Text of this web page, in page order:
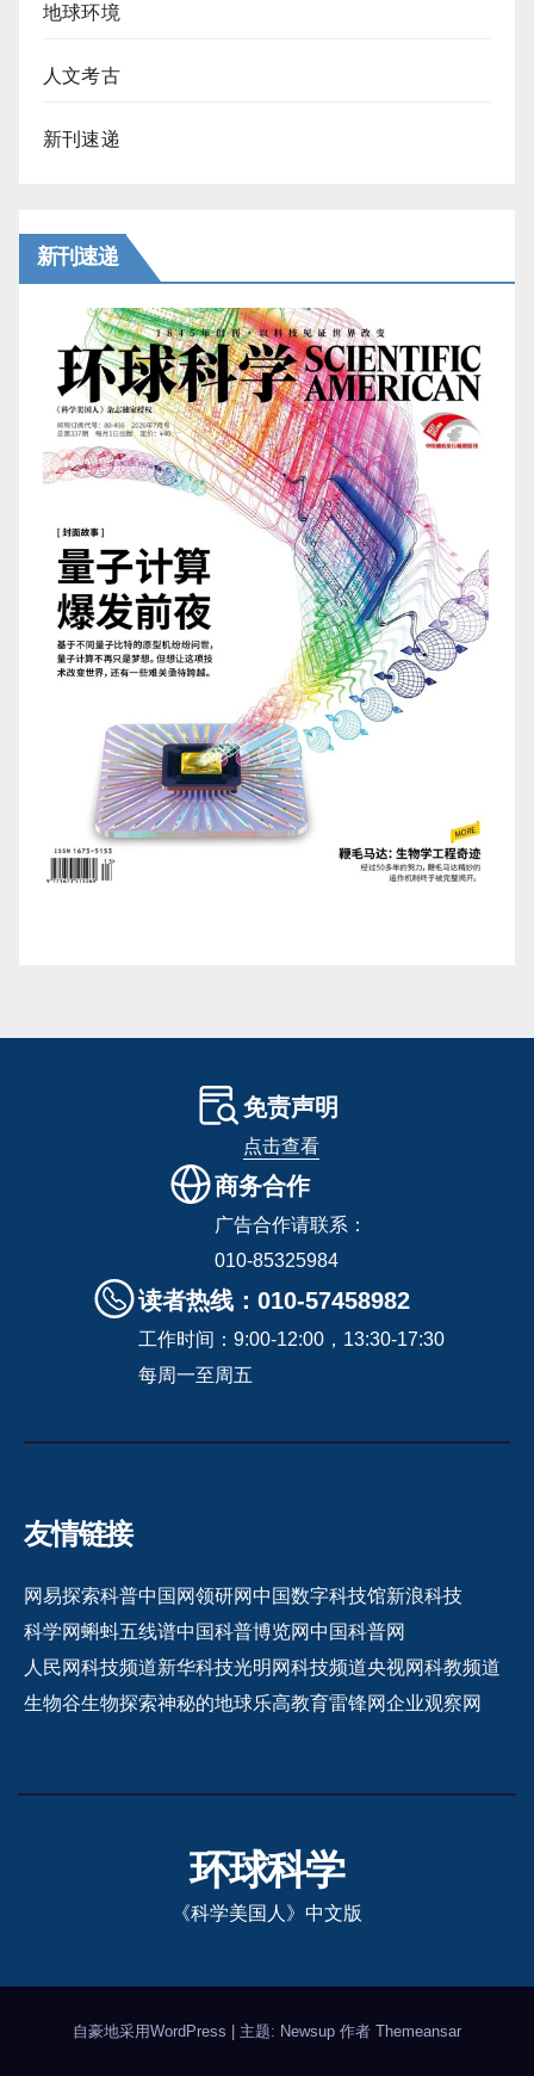
地球环境
人文考古
新刊速递
新刊速递
免责声明
点击查看
商务合作
广告合作请联系：
010-85325984
读者热线：010-57458982
工作时间：9:00-12:00，13:30-17:30
每周一至周五
友情链接
网易探索科普中国网领研网中国数字科技馆新浪科技
科学网蝌蚪五线谱中国科普博览网中国科普网
人民网科技频道新华科技光明网科技频道央视网科教频道
生物谷生物探索神秘的地球乐高教育雷锋网企业观察网
环球科学
《科学美国人》中文版
自豪地采用WordPress 主题: Newsup 作者 Themeansar